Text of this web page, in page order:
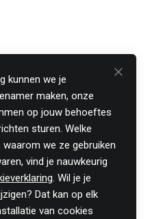
kunnen we je
maken, onze
op jouw behoeftes
sturen. Welke
we ze gebruiken
vind je nauwkeurig
. Wil je je
Dat kan op elk
van cookies